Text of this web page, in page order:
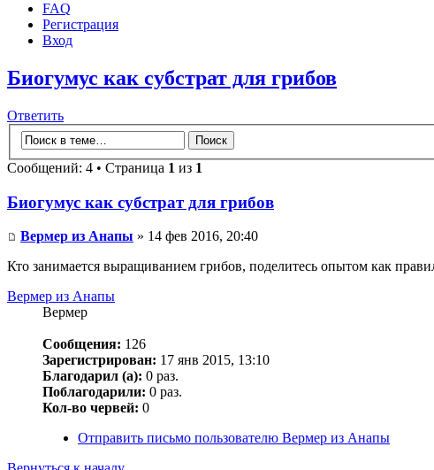
FAQ
Регистрация
Вход
Биогумус как субстрат для грибов
Ответить
Сообщений: 4 • Страница 1 из 1
Биогумус как субстрат для грибов
Вермер из Анапы » 14 фев 2016, 20:40
Кто занимается выращиванием грибов, поделитесь опытом как
Вермер из Анапы
Вермер
Сообщения: 126
Зарегистрирован: 17 янв 2015, 13:10
Благодарил (а): 0 раз.
Поблагодарили: 0 раз.
Кол-во червей: 0
Отправить письмо пользователю Вермер из Анапы